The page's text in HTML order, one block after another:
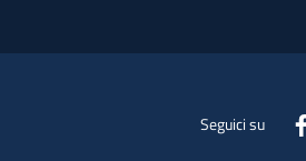
Seguici su